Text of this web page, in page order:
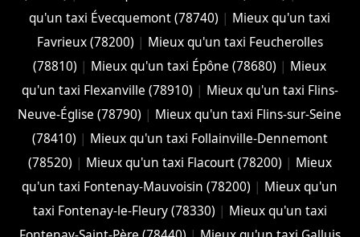
qu'un taxi Évecquemont (78740) | Mieux qu'un taxi
Favrieux (78200) | Mieux qu'un taxi Feucherolles
(78810) | Mieux qu'un taxi Épône (78680) | Mieux
qu'un taxi Flexanville (78910) | Mieux qu'un taxi Flins-
Neuve-Église (78790) | Mieux qu'un taxi Flins-sur-Seine
(78410) | Mieux qu'un taxi Follainville-Dennemont
(78520) | Mieux qu'un taxi Flacourt (78200) | Mieux
qu'un taxi Fontenay-Mauvoisin (78200) | Mieux qu'un
taxi Fontenay-le-Fleury (78330) | Mieux qu'un taxi